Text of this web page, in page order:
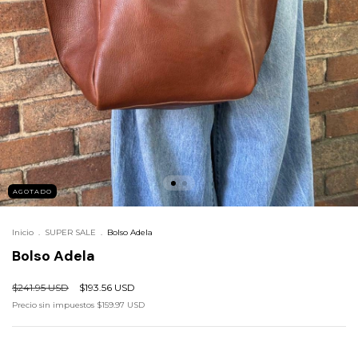
AGOTADO
Inicio . SUPER SALE . Bolso Adela
Bolso Adela
$241.95 USD $193.56 USD
Precio sin impuestos $159.97 USD